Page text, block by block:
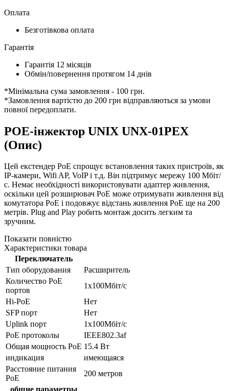
Оплата
Безготівкова оплата
Гарантія
Гарантія 12 місяців
Обмін/повернення протягом 14 днів
*Мінімальна сума замовлення - 100 грн.
*Замовлення вартістю до 200 грн відправляються за умови
повної передоплати.
POE-інжектор UNIX UNX-01PEX
(Опис)
Цей екстендер PoE спрощує встановлення таких пристроїв, як
IP-камери, Wifi AP, VoIP і т.д. Він підтримує мережу 100 Мбіт/
с. Немає необхідності використовувати адаптер живлення,
оскільки цей розширювач PoE може отримувати живлення від
комутатора PoE і подовжує відстань живлення PoE ще на 200
метрів. Plug and Play робить монтаж досить легким та
зручним.
Показати повністю
Характеристики товара
Переключатель
Тип оборудования
Расширитель
Количество PoE
портов
1х100Мбіт/с
Hi-PoE
Нет
SFP порт
Нет
Uplink порт
1х100Мбіт/с
PoE протоколы
IEEE802.3af
Общая мощность PoE 15.4 Вт
индикация
имеющаяся
Расстояние питания
PoE
200 метров